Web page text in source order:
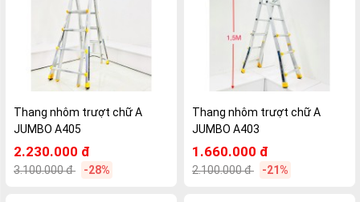
Thang nhôm trượt chữ A
JUMBO A405
2.230.000 đ
3.100.000 đ -28%
Thang nhôm trượt chữ A
JUMBO A403
1.660.000 đ
2.100.000 đ -21%